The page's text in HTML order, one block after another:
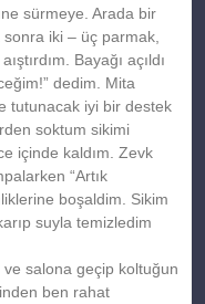
sürmeye. Arada bir
iki – üç parmak,
Bayağı açıldı
dedim. Mita
tutunacak iyi bir destek
soktum sikimi
içinde kaldım. Zevk
“Artık
boşaldim. Sikim
suyla temizledim
salona geçip koltuğun
ben rahat